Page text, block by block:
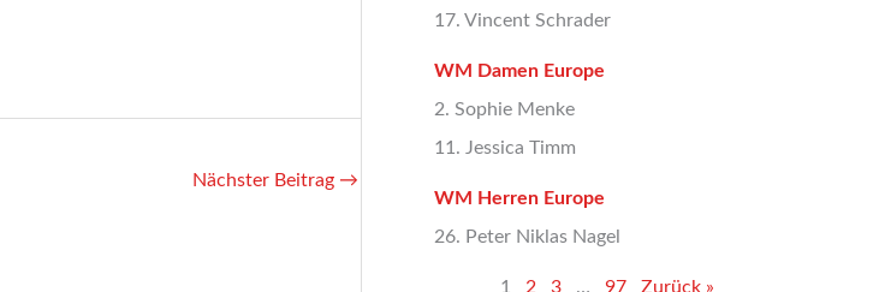
Nächster Beitrag →
17. Vincent Schrader
WM Damen Europe
2. Sophie Menke
11. Jessica Timm
WM Herren Europe
26. Peter Niklas Nagel
1 2 3 … 97 Zurück »